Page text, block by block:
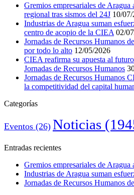
Gremios empresariales de Aragua
regional tras sismos del 24J 10/
Industrias de Aragua suman
centro de acopio de la CIEA 02/
Jornadas de Recursos Humanos
por todo lo alto 12/05/2026
CIEA reafirma su apuesta al
Jornadas de Recursos Humanos
Jornadas de Recursos Humanos
la competitividad del capital
Categorías
Eventos (26) Noticias
Entradas recientes
Gremios empresariales de
Industrias de Aragua suman
Jornadas de Recursos Humanos